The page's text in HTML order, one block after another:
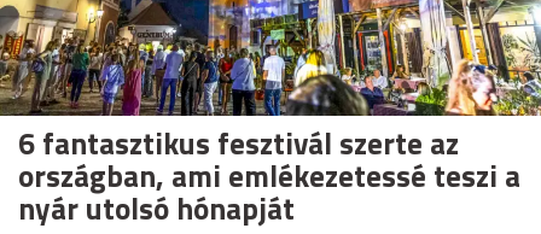
6 fantasztikus fesztivál szerte az
országban, ami emlékezetessé teszi a
nyár utolsó hónapját